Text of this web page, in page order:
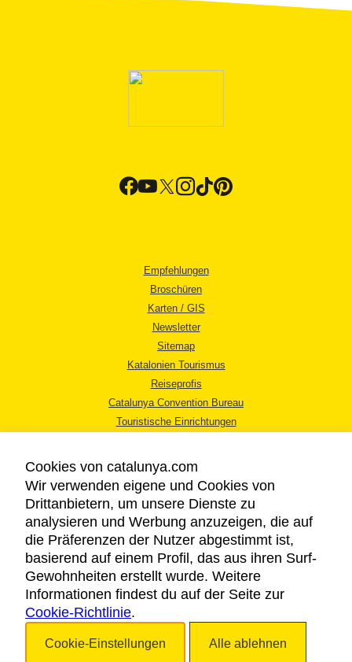
Empfehlungen
Broschüren
Karten / GIS
Newsletter
Sitemap
Katalonien Tourismus
Reiseprofis
Catalunya Convention Bureau
Touristische Einrichtungen
RECHTLICHER HINWEIS
DATENSCHUTZICHTLINIE
COOKIES
BARRIEREFREIHEIT
Cookies von catalunya.com
Wir verwenden eigene und Cookies von
Drittanbietern, um unsere Dienste zu
analysieren und Werbung anzuzeigen, die auf
die Präferenzen der Nutzer abgestimmt ist,
basierend auf einem Profil, das aus ihren Surf-
Gewohnheiten erstellt wurde. Weitere
Informationen findest du auf der Seite zur
Cookie-Richtlinie.
Cookie-Einstellungen Alle ablehnen